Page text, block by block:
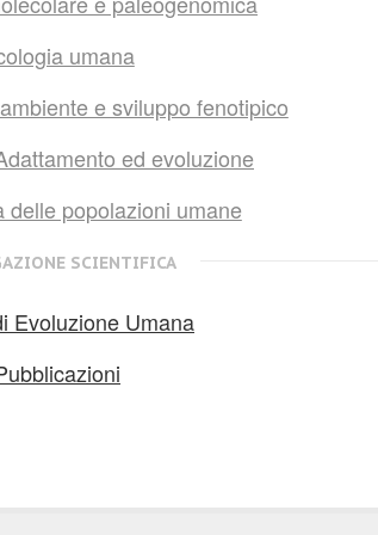
umana
e sviluppo fenotipico
ed evoluzione
delle popolazioni umane
SCIENTIFICA
Evoluzione Umana